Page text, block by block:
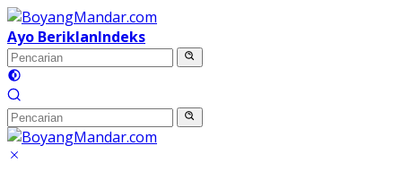
Langsung
ke
konten
Ayo BeriklanIndeks